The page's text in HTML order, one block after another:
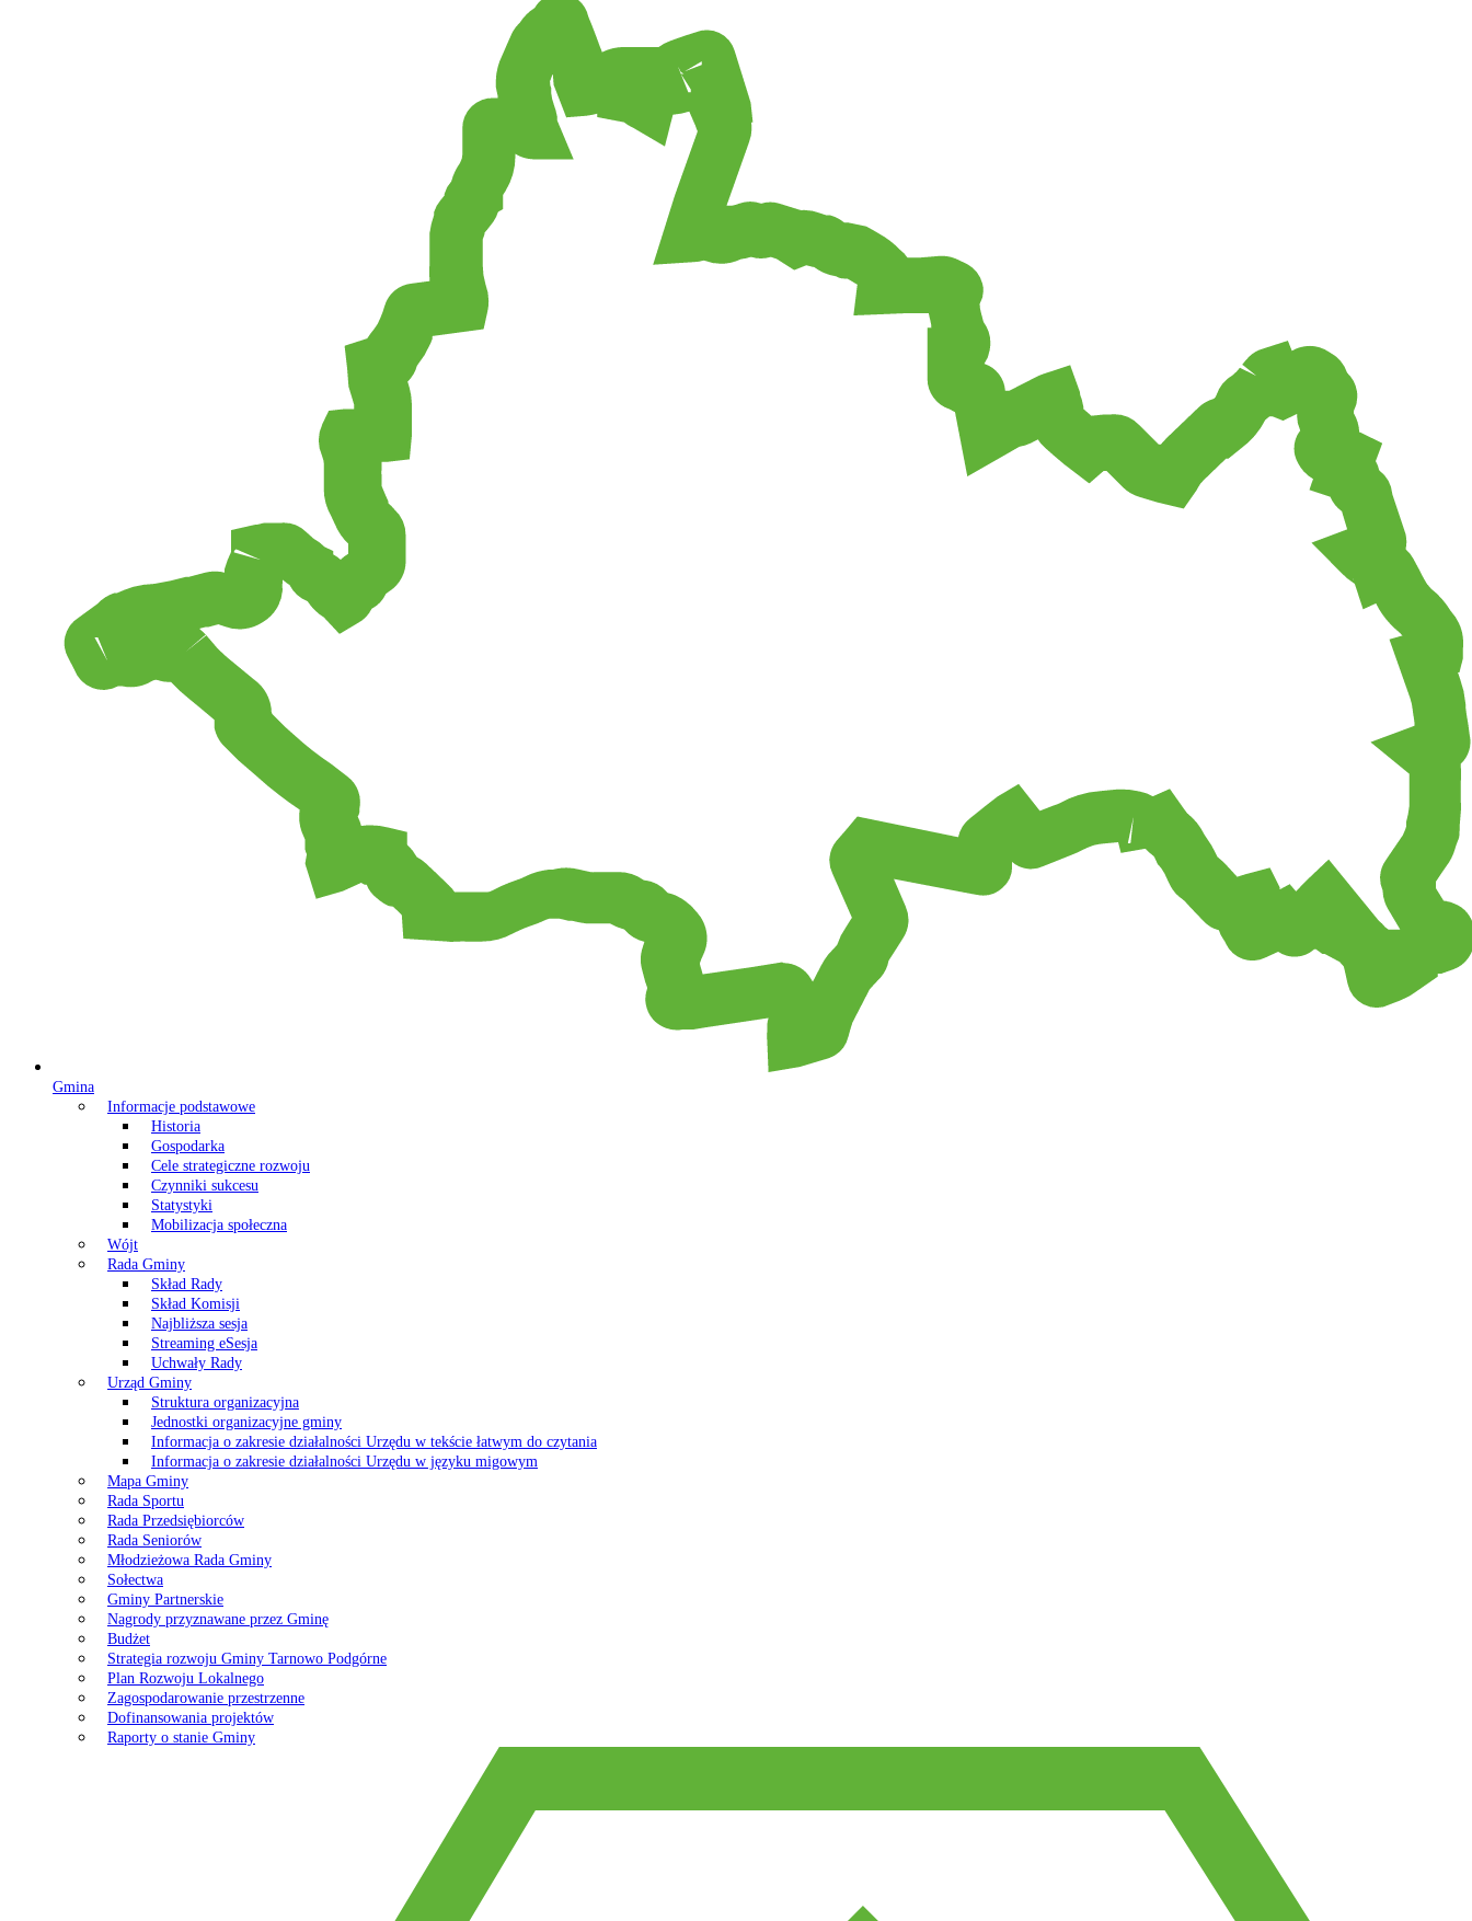
Gmina
Informacje podstawowe
Historia
Gospodarka
Cele strategiczne rozwoju
Czynniki sukcesu
Statystyki
Mobilizacja społeczna
Wójt
Rada Gminy
Skład Rady
Skład Komisji
Najbliższa sesja
Streaming eSesja
Uchwały Rady
Urząd Gminy
Struktura organizacyjna
Jednostki organizacyjne gminy
Informacja o zakresie działalności Urzędu w tekście łatwym do czytania
Informacja o zakresie działalności Urzędu w języku migowym
Mapa Gminy
Rada Sportu
Rada Przedsiębiorców
Rada Seniorów
Młodzieżowa Rada Gminy
Sołectwa
Gminy Partnerskie
Nagrody przyznawane przez Gminę
Budżet
Strategia rozwoju Gminy Tarnowo Podgórne
Plan Rozwoju Lokalnego
Zagospodarowanie przestrzenne
Dofinansowania projektów
Raporty o stanie Gminy